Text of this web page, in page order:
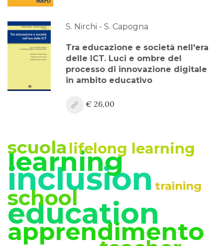
2023
Anno XV, Numero 3
Anno XV, Numero 2
2023
Anno XV, Numero 1
Anno XV
2023 Vol. 1
Anno XIV, Numero 4
2022
Anno XIV, Numero 3
2022
S. Nirchi - S. Capogna
Tra educazione e società nell'era
delle ICT. Luci e ombre del
processo di innovazione digitale
in ambito educativo
€ 26,00
scuola lifelong learning
learning
inclusion training
school
education
apprendimento